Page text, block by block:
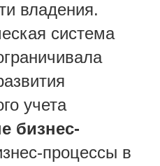
владения.
система
учета
бизнес-
процессы в